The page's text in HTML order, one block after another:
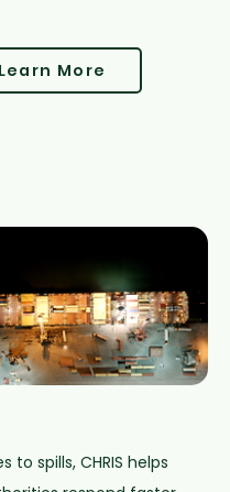
Learn More
to spills, CHRIS helps